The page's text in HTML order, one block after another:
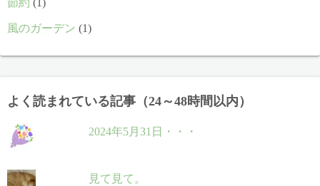
節約 (1)
風のガーデン (1)
よく読まれている記事（24～48時間以内）
2024年5月31日・・・
見て見て。